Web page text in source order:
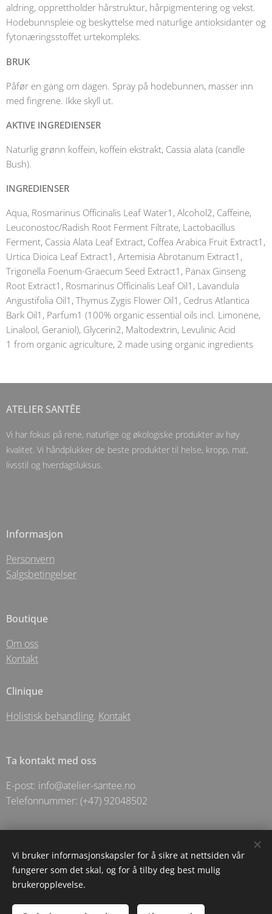
aldring, opprettholder hårstruktur, hårpigmentering og vekst.
Hodebunnspleie og beskyttelse med naturlige antioksidanter og
fytonæringsstoffet urtekompleks.
BRUK
Påfør en gang om dagen. Spray på hodebunnen, masser inn
med fingrene. Ikke skyll ut.
AKTIVE INGREDIENSER
Naturlig grønn koffein, koffein ekstrakt, Cassia alata (candle
Bush).
INGREDIENSER
Aqua, Rosmarinus Officinalis Leaf Water1, Alcohol2, Caffeine,
Leuconostoc/Radish Root Ferment Filtrate, Lactobacillus
Ferment, Cassia Alata Leaf Extract, Coffea Arabica Fruit Extract1,
Urtica Dioica Leaf Extract1, Artemisia Abrotanum Extract1,
Trigonella Foenum-Graecum Seed Extract1, Panax Ginseng
Root Extract1, Rosmarinus Officinalis Leaf Oil1, Lavandula
Angustifolia Oil1, Thymus Zygis Flower Oil1, Cedrus Atlantica
Bark Oil1, Parfum1 (100% organic essential oils incl. Limonene,
Linalool, Geraniol), Glycerin2, Maltodextrin, Levulinic Acid
1 from organic agriculture, 2 made using organic ingredients
ATELIER SANTĒE
Vi har fokus på rene, naturlige og økologiske produkter av høy
kvalitet. Vi håndplukker de beste produkter til helse, kropp, mat,
livsstil og hverdagsluksus.
Informasjon
Personvern
Salgsbetingelser
Boutique
Om oss
Kontakt
Clinique
Holistisk behandling. Kontakt
Ta kontakt med oss
E-post: info@atelier-santee.no
Telefonnummer: (+47) 92048502
© 2025 Holistic Apotechary For Santēe As- Langgata 5 - Sandnes
Informasjonskapsler
Vi bruker informasjonskapsler for å sikre at nettsiden vår
fungerer som det skal, og for å tilby deg best mulig
brukeropplevelse.